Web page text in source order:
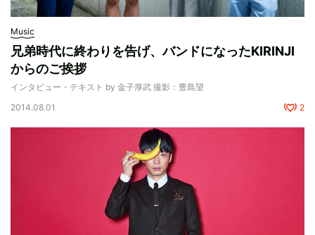
Music
兄弟時代に終わりを告げ、バンドになったKIRINJI
からのご挨拶
インタビュー・テキスト by 金子厚武 撮影：豊島望
2014.08.01
2